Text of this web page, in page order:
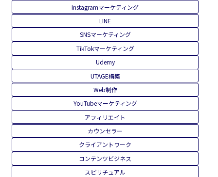
Instagramマーケティング
LINE
SNSマーケティング
TikTokマーケティング
Udemy
UTAGE構築
Web制作
YouTubeマーケティング
アフィリエイト
カウンセラー
クライアントワーク
コンテンツビジネス
スピリチュアル